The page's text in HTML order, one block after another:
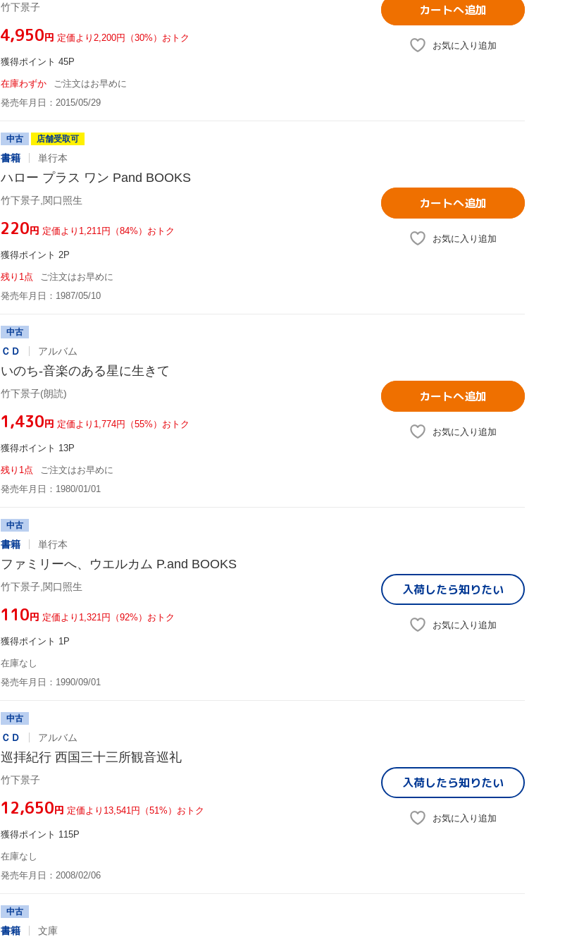
竹下景子
¥4,950円 定価より2,200円（30%）おトク
獲得ポイント 45P
在庫わずか
ご注文はお早めに
発売年月日：2015/05/29
カートへ追加
お気に入り追加
中古 店舗受取可
書籍 単行本
ハロー プラス ワン Pand BOOKS
竹下景子,関口照生
¥220円 定価より1,211円（84%）おトク
獲得ポイント 2P
残り1点
ご注文はお早めに
発売年月日：1987/05/10
カートへ追加
お気に入り追加
中古
ＣＤ アルバム
いのち-音楽のある星に生きて
竹下景子(朗読)
¥1,430円 定価より1,774円（55%）おトク
獲得ポイント 13P
残り1点
ご注文はお早めに
発売年月日：1980/01/01
カートへ追加
お気に入り追加
中古
書籍 単行本
ファミリーへ、ウエルカム P.and BOOKS
竹下景子,関口照生
¥110円 定価より1,321円（92%）おトク
獲得ポイント 1P
在庫なし
発売年月日：1990/09/01
入荷したら知りたい
お気に入り追加
中古
ＣＤ アルバム
巡拝紀行 西国三十三所観音巡礼
竹下景子
¥12,650円 定価より13,541円（51%）おトク
獲得ポイント 115P
在庫なし
発売年月日：2008/02/06
入荷したら知りたい
お気に入り追加
中古
書籍 文庫